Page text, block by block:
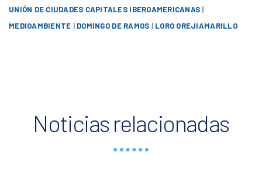
UNIÓN DE CIUDADES CAPITALES IBEROAMERICANAS |
MEDIOAMBIENTE | DOMINGO DE RAMOS | LORO OREJIAMARILLO
Noticias relacionadas